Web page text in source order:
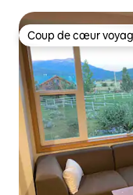
Coup de cœur
Coup de cœur